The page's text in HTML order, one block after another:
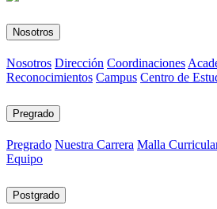
Nosotros
Nosotros Dirección Coordinaciones
Reconocimientos Campus Centro de
Pregrado
Pregrado Nuestra Carrera Malla
Equipo
Postgrado